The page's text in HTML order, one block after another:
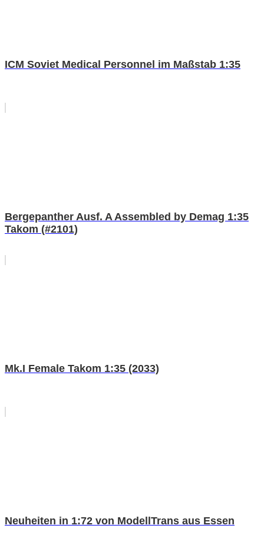
ICM Soviet Medical Personnel im Maßstab 1:35
Bergepanther Ausf. A Assembled by Demag 1:35
Takom (#2101)
Mk.I Female Takom 1:35 (2033)
Neuheiten in 1:72 von ModellTrans aus Essen